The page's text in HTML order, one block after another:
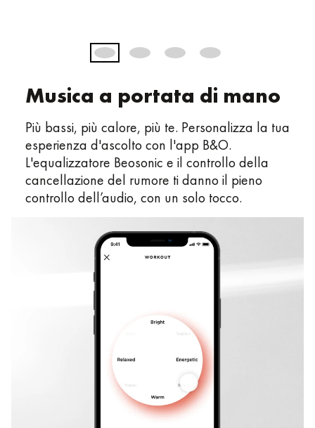
Musica a portata di mano
Più bassi, più calore, più te. Personalizza la tua
esperienza d'ascolto con l'app B&O.
L'equalizzatore Beosonic e il controllo della
cancellazione del rumore ti danno il pieno
controllo dell’audio, con un solo tocco.